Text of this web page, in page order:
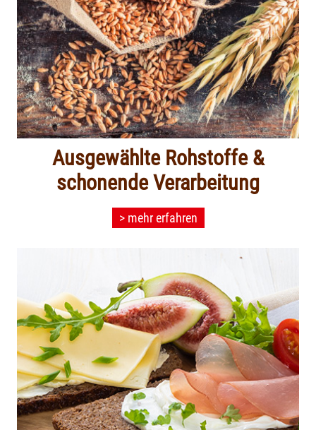
Ausgewählte Rohstoffe &
schonende Verarbeitung
> mehr erfahren